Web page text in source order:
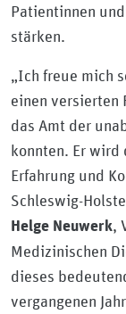
Patientinnen
stärken.
„Ich freue mich
einen versierten
das Amt der
konnten. Er wird
Erfahrung und
Schleswig-
Helge Neuwerk,
Medizinischen
dieses
vergangenen